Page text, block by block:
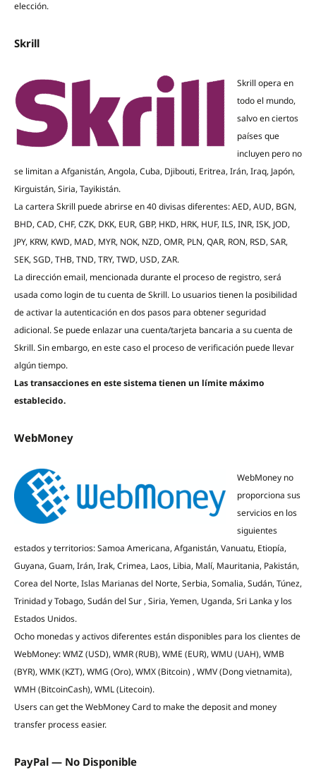
elección.
Skrill
Skrill opera en
todo el mundo,
salvo en ciertos
países que
incluyen pero no
se limitan a Afganistán, Angola, Cuba, Djibouti, Eritrea, Irán, Iraq, Japón,
Kirguistán, Siria, Tayikistán.
La cartera Skrill puede abrirse en 40 divisas diferentes: AED, AUD, BGN,
BHD, CAD, CHF, CZK, DKK, EUR, GBP, HKD, HRK, HUF, ILS, INR, ISK, JOD,
JPY, KRW, KWD, MAD, MYR, NOK, NZD, OMR, PLN, QAR, RON, RSD, SAR,
SEK, SGD, THB, TND, TRY, TWD, USD, ZAR.
La dirección email, mencionada durante el proceso de registro, será
usada como login de tu cuenta de Skrill. Lo usuarios tienen la posibilidad
de activar la autenticación en dos pasos para obtener seguridad
adicional. Se puede enlazar una cuenta/tarjeta bancaria a su cuenta de
Skrill. Sin embargo, en este caso el proceso de verificación puede llevar
algún tiempo.
Las transacciones en este sistema tienen un límite máximo
establecido.
WebMoney
WebMoney no
proporciona sus
servicios en los
siguientes
estados y territorios: Samoa Americana, Afganistán, Vanuatu, Etiopía,
Guyana, Guam, Irán, Irak, Crimea, Laos, Libia, Malí, Mauritania, Pakistán,
Corea del Norte, Islas Marianas del Norte, Serbia, Somalia, Sudán, Túnez,
Trinidad y Tobago, Sudán del Sur , Siria, Yemen, Uganda, Sri Lanka y los
Estados Unidos.
Ocho monedas y activos diferentes están disponibles para los clientes de
WebMoney: WMZ (USD), WMR (RUB), WME (EUR), WMU (UAH), WMB
(BYR), WMK (KZT), WMG (Oro), WMX (Bitcoin) , WMV (Dong vietnamita),
WMH (BitcoinCash), WML (Litecoin).
Users can get the WebMoney Card to make the deposit and money
transfer process easier.
PayPal — No Disponible